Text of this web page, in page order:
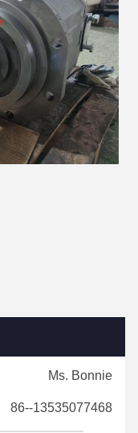
Ms. Bonnie
86--13535077468